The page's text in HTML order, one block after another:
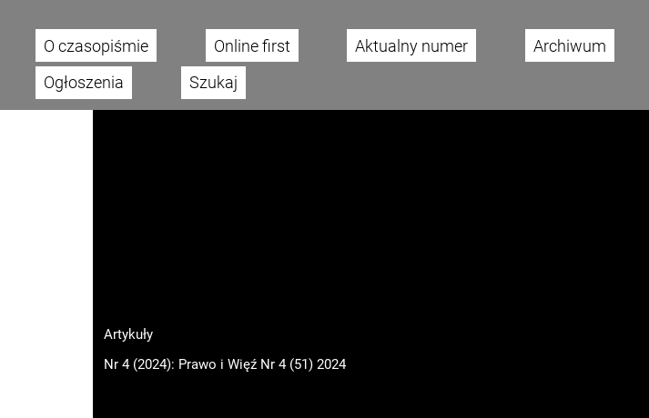
Main menu
O czasopiśmie Online first Aktualny numer Archiwum
Ogłoszenia
Szukaj
Artykuły
Nr 4 (2024): Prawo i Więź Nr 4 (51) 2024